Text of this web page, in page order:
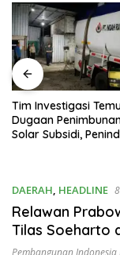
Tim Investigasi
Dugaan
Solar Subsidi,
DAERAH, HEADLINE
Relawan
Tilas Soeharto
Pembangunan Indonesia